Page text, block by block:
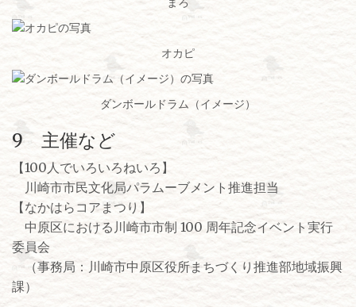
オカピ
ダンボールドラム（イメージ）
9 主催など
【100人でいろいろねいろ】
川崎市市民文化局パラムーブメント推進担当
【なかはらコアまつり】
中原区における川崎市市制 100 周年記念イベント実行
委員会
（事務局：川崎市中原区役所まちづくり推進部地域振興
課）